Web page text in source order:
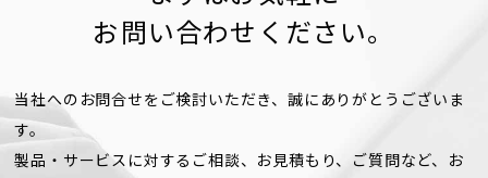
お問い合わせください。
当社へのお問合せをご検討いただき、誠にありがとうございま
す。
製品・サービスに対するご相談、お見積もり、ご質問など、お